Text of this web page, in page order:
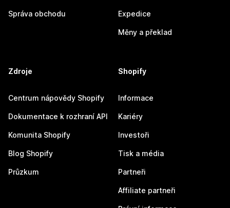
Správa obchodu Expedice
Měny a překlad
Zdroje
Centrum nápovědy Shopify
Dokumentace k rozhraní API
Komunita Shopify
Blog Shopify
Průzkum
Shopify
Informace
Kariéry
Investoři
Tisk a média
Partneři
Affiliate partneři